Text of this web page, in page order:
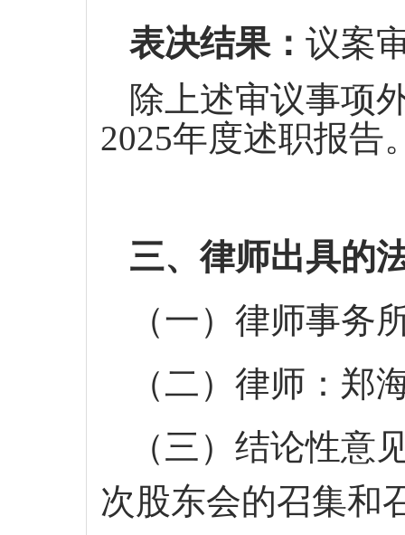
表决结果： 议案
除上述审议事项
2025年度述职报告
三、律师出具的
（一）律师事务
（二）律师：郑
（三）结论性意
次股东会的召集和